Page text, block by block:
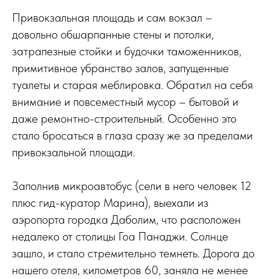
Привокзальная площадь и сам вокзал –
довольно обшарпанные стены и потолки,
затрапезные стойки и будочки таможенников,
примитивное убранство залов, запущенные
туалеты и старая меблировка. Обратил на себя
внимание и повсеместный мусор – бытовой и
даже ремонтно-строительный. Особенно это
стало бросаться в глаза сразу же за пределами
привокзальной площади.
Заполнив микроавтобус (сели в него человек 12
плюс гид-куратор Марина), выехали из
аэропорта городка Даболим, что расположен
недалеко от столицы Гоа Панаджи. Солнце
зашло, и стало стремительно темнеть. Дорога до
нашего отеля, километров 60, заняла не менее